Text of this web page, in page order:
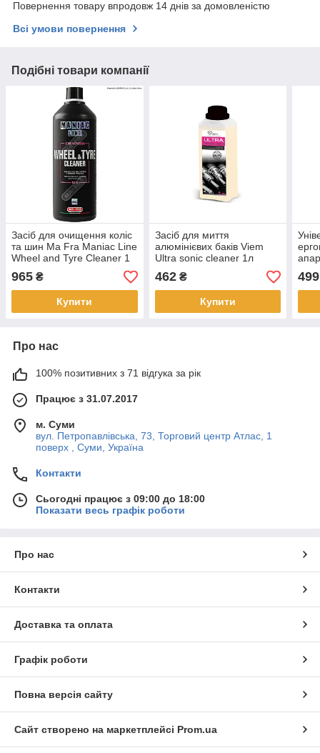
Повернення товару впродовж 14 днів за домовленістю
Всі умови повернення
Подібні товари компанії
Засіб для очищення коліс
та шин Ma Fra Maniac Line
Wheel and Tyre Cleaner 1
л
965 ₴
Купити
Засіб для миття
алюмінієвих баків Viem
Ultra sonic cleaner 1л
462₴
Купити
499
Про нас
100% позитивних з 71 відгука за рік
Працює з 31.07.2017
м. Суми
вул. Петропавлівська, 73, Торговий центр Атлас, 1
поверх , Суми, Україна
Контакти
Сьогодні працює з 09:00 до 18:00
Показати весь графік роботи
Про нас
Контакти
Доставка та оплата
Графік роботи
Повна версія сайту
Сайт створено на маркетплейсі Prom.ua